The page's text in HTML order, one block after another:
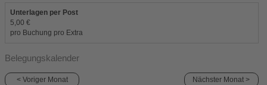
Unterlagen per Post
5,00 €
pro Buchung pro Extra
Belegungskalender
< Voriger Monat Nächster Monat >